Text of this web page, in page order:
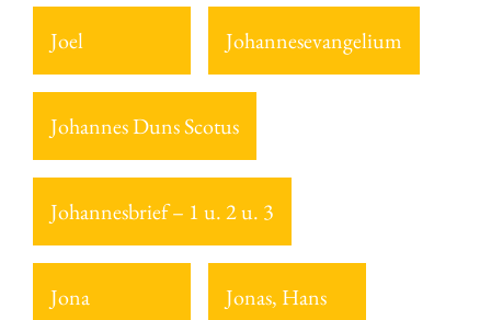
Joel Johannesevangelium
Johannes Duns Scotus
Johannesbrief – 1 u. 2 u. 3
Jona Jonas, Hans